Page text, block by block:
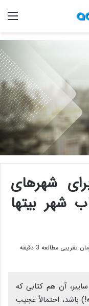
شهرهای
شهر بیت­ها
تقریبی مطالعه 3 دقیقه
آن هم کتابی که
باشد، احتمالاً عجیب